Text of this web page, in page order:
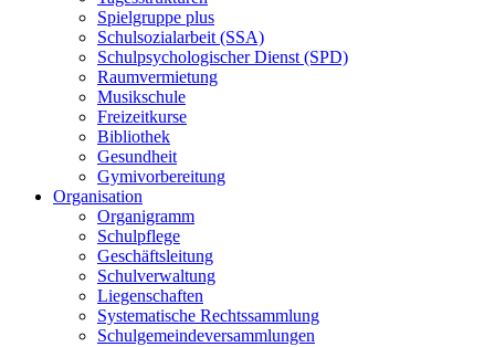
Spielgruppe plus
Schulsozialarbeit (SSA)
Schulpsychologischer Dienst (SPD)
Raumvermietung
Musikschule
Freizeitkurse
Bibliothek
Gesundheit
Gymivorbereitung
Organisation
Organigramm
Schulpflege
Geschäftsleitung
Schulverwaltung
Liegenschaften
Systematische Rechtssammlung
Schulgemeindeversammlungen